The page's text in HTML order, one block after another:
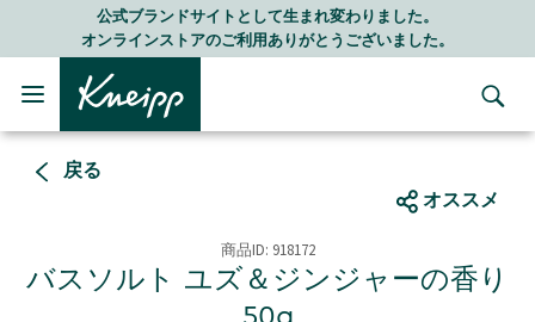
Skip to main content
Skip to footer content
て生まれ変わりました。
ありがとうございました。
LINE公式アカウン
随時最新情報を
戻る
オススメ
商品ID: 918172
バスソルト ユズ＆ジンジャーの香り